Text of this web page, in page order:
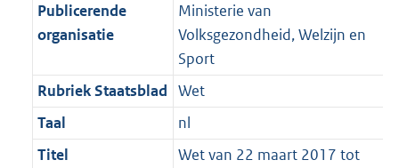
Publicerende
organisatie
Ministerie van
Volksgezondheid, Welzijn en
Sport
Rubriek Staatsblad Wet
Taal
nl
Titel
Wet van 22 maart 2017 tot